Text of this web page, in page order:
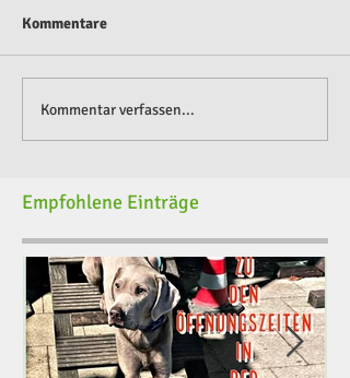
Kommentare
Kommentar verfassen...
Empfohlene Einträge